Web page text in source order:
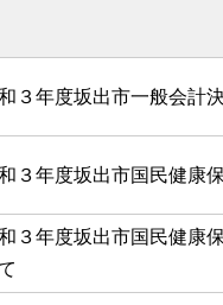
３年度坂出市一般会計
３年度坂出市国民健康
３年度坂出市国民健康